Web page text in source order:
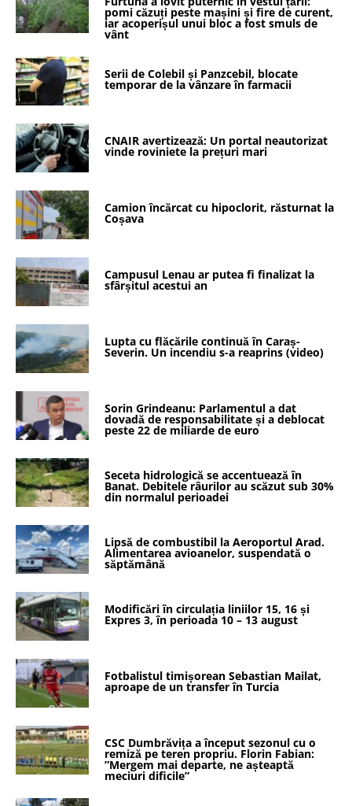
pomi căzuți peste mașini și fire de curent,
iar acoperișul unui bloc a fost smuls de
vânt
Serii de Colebil și Panzcebil, blocate
temporar de la vânzare în farmacii
CNAIR avertizează: Un portal neautorizat
vinde roviniete la prețuri mari
Camion încărcat cu hipoclorit, răsturnat la
Coșava
Campusul Lenau ar putea fi finalizat la
sfârșitul acestui an
Lupta cu flăcările continuă în Caraș-
Severin. Un incendiu s-a reaprins (video)
Sorin Grindeanu: Parlamentul a dat
dovadă de responsabilitate și a deblocat
peste 22 de miliarde de euro
Seceta hidrologică se accentuează în
Banat. Debitele râurilor au scăzut sub 30%
din normalul perioadei
Lipsă de combustibil la Aeroportul Arad.
Alimentarea avioanelor, suspendată o
săptămână
Modificări în circulația liniilor 15, 16 și
Expres 3, în perioada 10 – 13 august
Fotbalistul timișorean Sebastian Mailat,
aproape de un transfer în Turcia
CSC Dumbrăvița a început sezonul cu o
remiză pe teren propriu. Florin Fabian:
”Mergem mai departe, ne așteaptă
meciuri dificile”